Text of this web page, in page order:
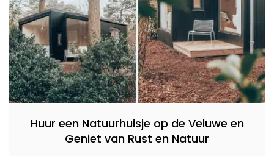
Huur een Natuurhuisje op de Veluwe en
Geniet van Rust en Natuur